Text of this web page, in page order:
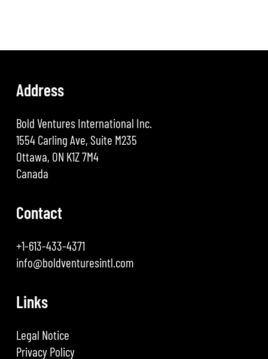
Address
Bold Ventures International Inc.
1554 Carling Ave, Suite M235
Ottawa, ON K1Z 7M4
Canada
Contact
+1-613-433-4371
info@boldventuresintl.com
Links
Legal Notice
Privacy Policy